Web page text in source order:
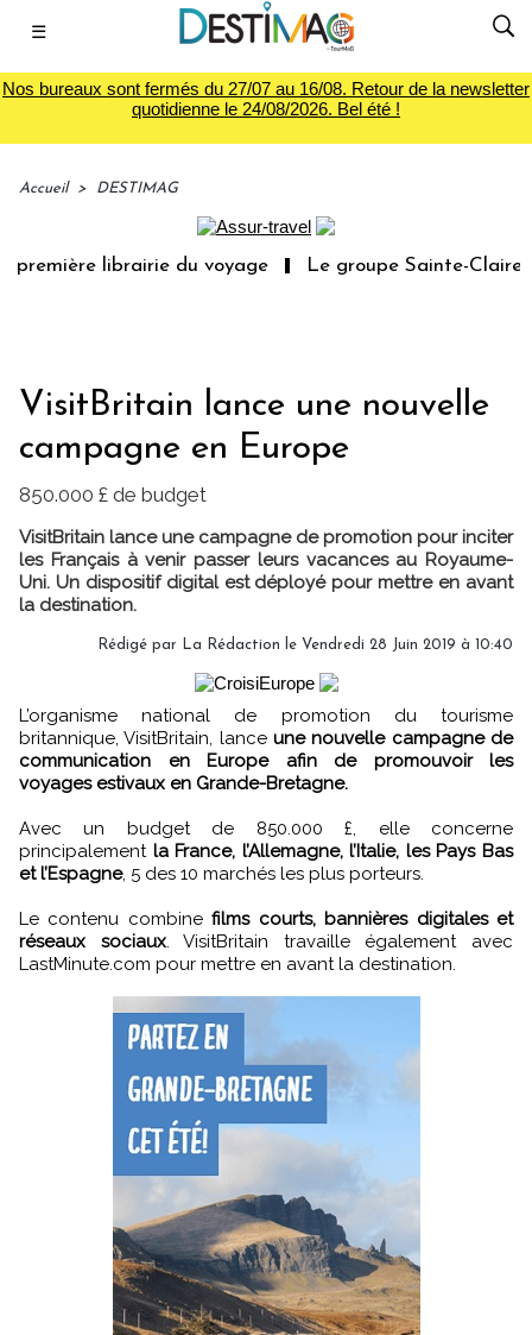
☰
Nos bureaux sont fermés du 27/07 au 16/08. Retour de la newsletter
quotidienne le 24/08/2026. Bel été !
Accueil > DESTIMAG
librairie du voyage Le groupe Sainte-Claire
VisitBritain lance une nouvelle
campagne en Europe
850.000 £ de budget
VisitBritain lance une campagne de promotion pour inciter
les Français à venir passer leurs vacances au Royaume-
Uni. Un dispositif digital est déployé pour mettre en avant
la destination.
Rédigé par La Rédaction le Vendredi 28 Juin 2019 à 10:40
L’organisme national de promotion du tourisme
britannique, VisitBritain, lance une nouvelle campagne de
communication en Europe afin de promouvoir les
voyages estivaux en Grande-Bretagne.
Avec un budget de 850.000 £, elle concerne
principalement la France, l’Allemagne, l’Italie, les Pays Bas
et l’Espagne, 5 des 10 marchés les plus porteurs.
Le contenu combinefilms courts, bannières digitales et
réseaux sociaux. VisitBritain travaille également avec
LastMinute.com pour mettre en avant la destination.